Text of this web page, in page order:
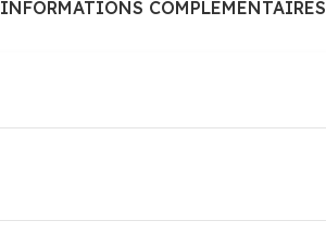
INFORMATIONS COMPLÉMENTAIRES